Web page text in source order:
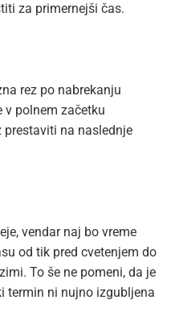
za primernejši čas.
rez po nabrekanju
v polnem začetku
prestaviti na naslednje
vendar naj bo vreme
od tik pred cvetenjem do
To še ne pomeni, da je
termin ni nujno izgubljena